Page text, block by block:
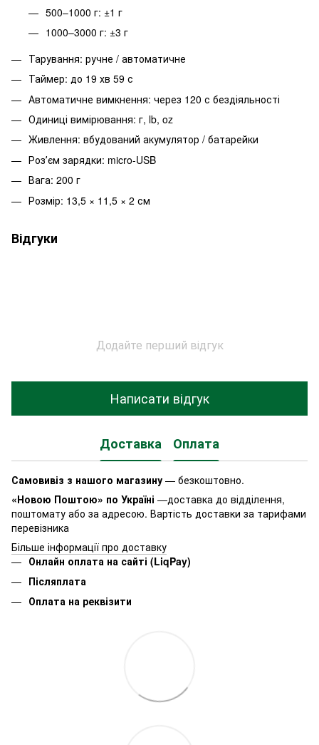
500–1000 г: ±1 г
1000–3000 г: ±3 г
Тарування: ручне / автоматичне
Таймер: до 19 хв 59 с
Автоматичне вимкнення: через 120 с бездіяльності
Одиниці вимірювання: г, lb, oz
Живлення: вбудований акумулятор / батарейки
Розʼєм зарядки: micro-USB
Вага: 200 г
Розмір: 13,5 × 11,5 × 2 см
Відгуки
Додайте перший відгук
Написати відгук
Доставка Оплата
Самовивіз з нашого магазину — безкоштовно.
«Новою Поштою» по Україні —доставка до відділення,
поштомату або за адресою. Вартість доставки за тарифами
перевізника
Більше інформації про доставку
Онлайн оплата на сайті (LiqPay)
Післяплата
Оплата на реквізити